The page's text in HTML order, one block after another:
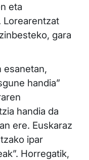
eta
Lorearentzat
gara
esanetan,
handia”
handia da
ere. Euskaraz
ipar
Horregatik,